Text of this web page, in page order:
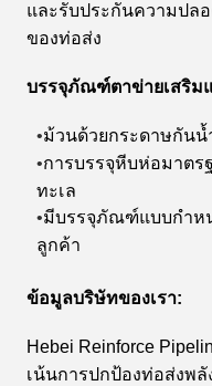
และรับประกันความปล
ของท่อส่ง
บรรจุภัณฑ์ตาข่ายเสริม
•ม้วนด้วยกระดาษกัน
•การบรรจุหีบห่อมาตร
ทะเล
•มีบรรจุภัณฑ์แบบกำห
ลูกค้า
ข้อมูลบริษัทของเรา:
Hebei Reinforce
เน้นการปกป้องท่อส่งพ